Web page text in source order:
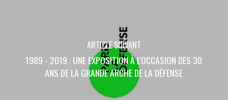
ARTICLE SUIVANT
1989 - 2019 : UNE EXPOSITION À L'OCCASION DES 30
ANS DE LA GRANDE ARCHE DE LA DÉFENSE